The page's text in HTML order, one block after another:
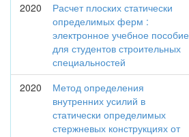
2020
Расчет плоских статически
определимых ферм :
электронное учебное пособие
для студентов строительных
специальностей
2020
Метод определения
внутренних усилий в
статически определимых
стержневых конструкциях от